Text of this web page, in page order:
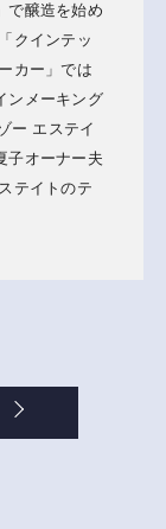
で醸造を始め
クインテッ
カー」では
ンメーキング
ー エステイ
子オーナー夫
テイトのテ